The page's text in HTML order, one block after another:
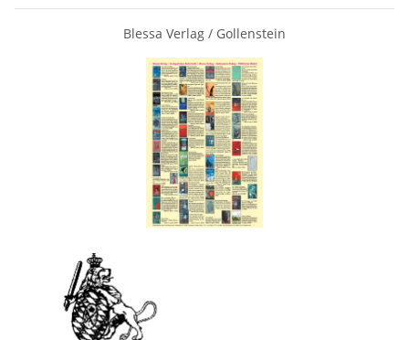
Blessa Verlag / Gollenstein